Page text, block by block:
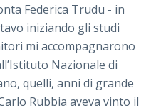
Federica Trudu - in
iniziando gli studi
mi accompagnarono
Nazionale di
quelli, anni di grande
Rubbia aveva vinto il